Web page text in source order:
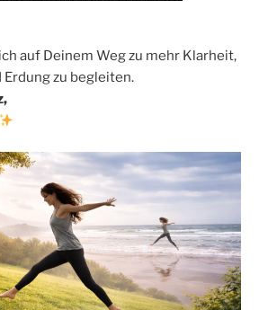
auf Deinem Weg zu mehr Klarheit,
Erdung zu begleiten.